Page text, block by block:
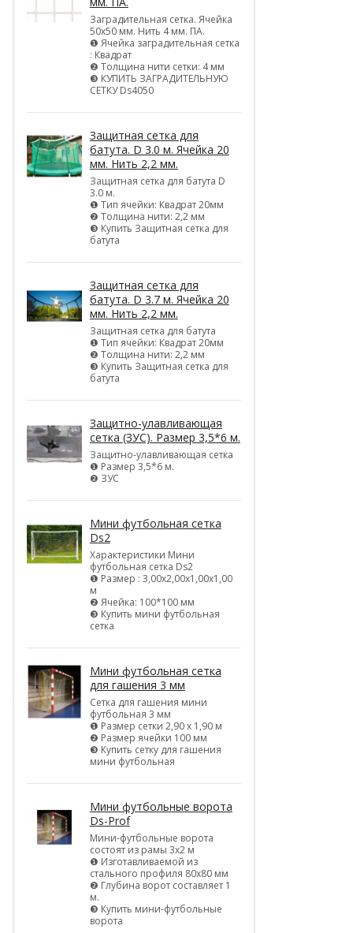
Заградительная сетка. Ячейка
50х50 мм. Нить 4 мм. ПА.
❶ Ячейка заградительная сетка
: Квадрат
❷ Толщина нити сетки: 4 мм
❸ КУПИТЬ ЗАГРАДИТЕЛЬНУЮ
СЕТКУ Ds4050
Защитная сетка для
батута. D 3.0 м. Ячейка 20
мм. Нить 2,2 мм.
Защитная сетка для батута D
3.0 м.
❶ Тип ячейки: Квадрат 20мм
❷ Толщина нити: 2,2 мм
❸ Купить Защитная сетка для
батута
Защитная сетка для
батута. D 3.7 м. Ячейка 20
мм. Нить 2,2 мм.
Защитная сетка для батута
❶ Тип ячейки: Квадрат 20мм
❷ Толщина нити: 2,2 мм
❸ Купить Защитная сетка для
батута
Защитно-улавливающая
сетка (ЗУС). Размер 3,5*6 м.
Защитно-улавливающая сетка
❶ Размер 3,5*6 м.
❷ ЗУС
Мини футбольная сетка
Ds2
Характеристики Мини
футбольная сетка Ds2
❶ Размер : 3,00х2,00х1,00х1,00
м
❷ Ячейка: 100*100 мм
❸ Купить мини футбольная
сетка
Мини футбольная сетка
для гашения 3 мм
Сетка для гашения мини
футбольная 3 мм
❶ Размер сетки 2,90 х 1,90 м
❷ Размер ячейки 100 мм
❸ Купить сетку для гашения
мини футбольная
Мини футбольные ворота
Ds-Prof
Мини-футбольные ворота
состоят из рамы 3х2 м
❶ Изготавливаемой из
стального профиля 80х80 мм
❷ Глубина ворот составляет 1
м.
❸ Купить мини-футбольные
ворота